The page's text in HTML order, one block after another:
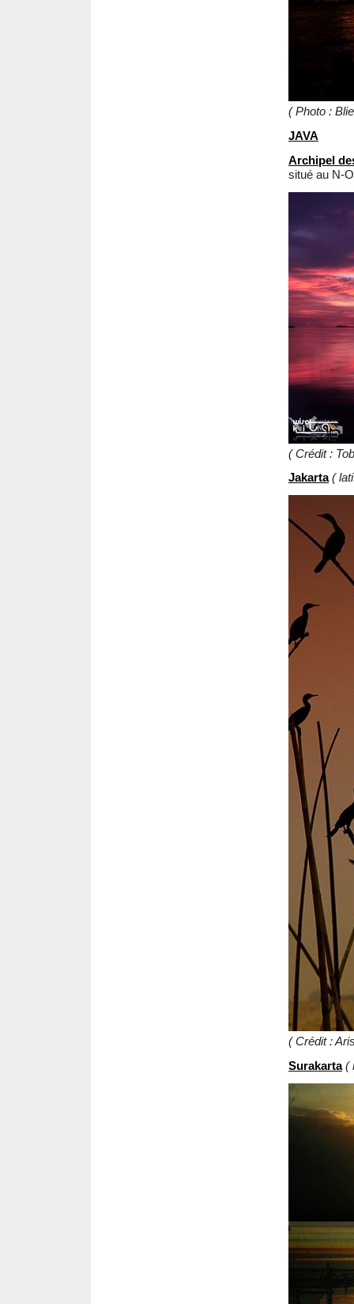
( Photo :
JAVA
Archipel
situé au N-
( Crédit :
Jakarta (
( Crédit :
Surakarta (